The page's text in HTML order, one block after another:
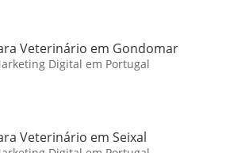
Veterinário em Gondomar
Digital em Portugal
Veterinário em Seixal